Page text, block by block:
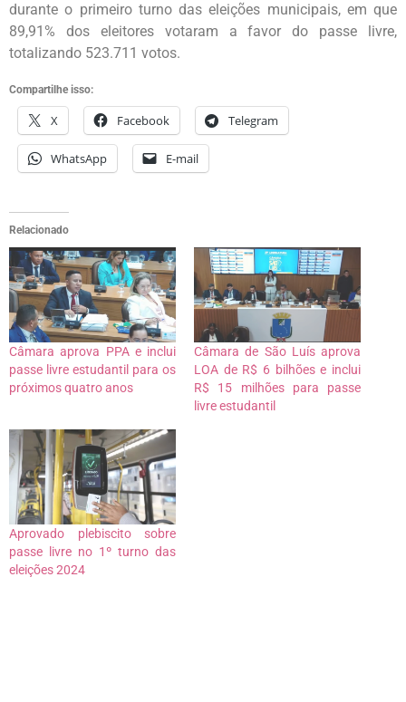
durante o primeiro turno das eleições municipais, em que
89,91% dos eleitores votaram a favor do passe livre,
totalizando 523.711 votos.
Compartilhe isso:
X Facebook Telegram
WhatsApp E-mail
Relacionado
Câmara aprova PPA e inclui
passe livre estudantil para os
próximos quatro anos
Câmara de São Luís aprova
LOA de R$ 6 bilhões e inclui
R$ 15 milhões para passe
livre estudantil
Aprovado plebiscito sobre
passe livre no 1º turno das
eleições 2024